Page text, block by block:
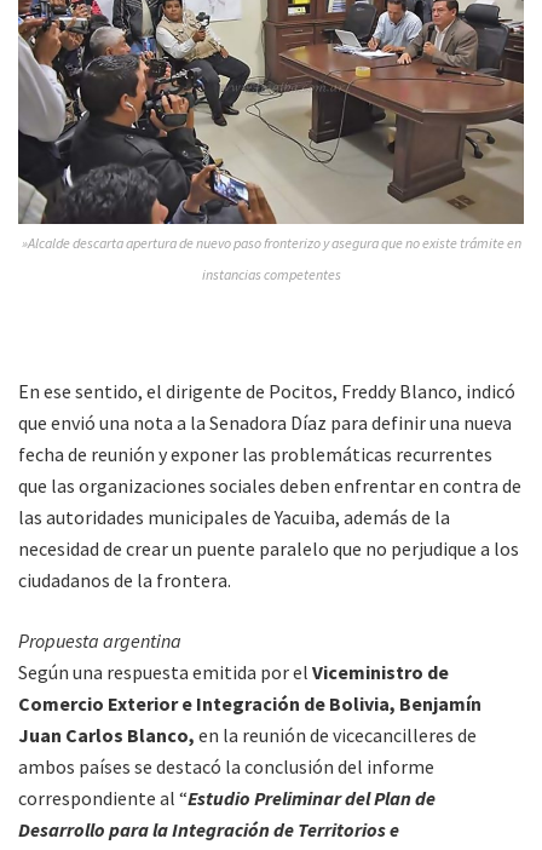
»Alcalde descarta apertura de nuevo paso fronterizo y asegura que no existe trámite en
instancias competentes
En ese sentido, el dirigente de Pocitos, Freddy Blanco, indicó
que envió una nota a la Senadora Díaz para definir una nueva
fecha de reunión y exponer las problemáticas recurrentes
que las organizaciones sociales deben enfrentar en contra de
las autoridades municipales de Yacuiba, además de la
necesidad de crear un puente paralelo que no perjudique a los
ciudadanos de la frontera.
Propuesta argentina
Según una respuesta emitida por el Viceministro de
Comercio Exterior e Integración de Bolivia, Benjamín
Juan Carlos Blanco, en la reunión de vicecancilleres de
ambos países se destacó la conclusión del informe
correspondiente al “Estudio Preliminar del Plan de
Desarrollo para la Integración de Territorios e